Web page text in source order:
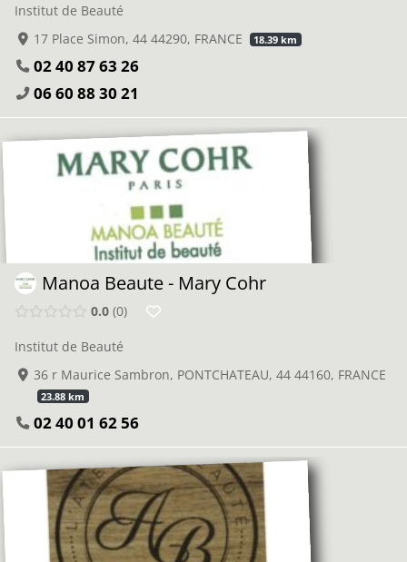
Institut de Beauté
17 Place Simon, 44 44290, FRANCE
18.39 km
02 40 87 63 26
06 60 88 30 21
Manoa Beaute - Mary Cohr
0.0 0
Institut de Beauté
36 r Maurice Sambron, PONTCHATEAU, 44 44160, FRANCE
23.88 km
02 40 01 62 56